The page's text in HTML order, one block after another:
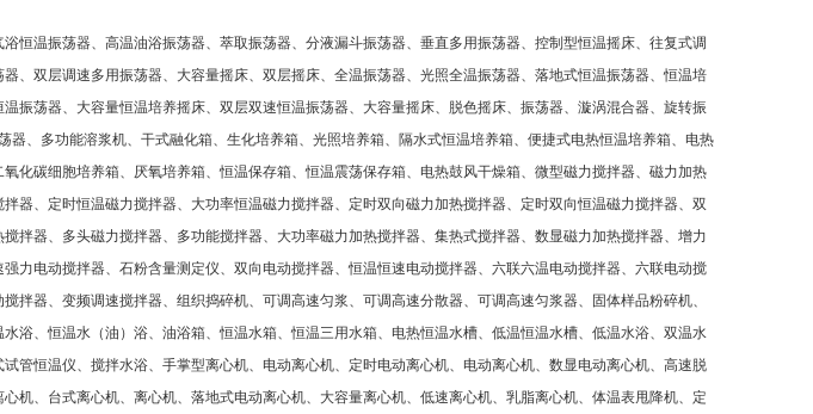
恒温振荡器、高温油浴振荡器、萃取振荡器、分液漏斗振荡器、垂直多用振荡器、控制型恒温摇床、往复式调
、双层调速多用振荡器、大容量摇床、双层摇床、全温振荡器、光照全温振荡器、落地式恒温振荡器、恒温培
振荡器、大容量恒温培养摇床、双层双速恒温振荡器、大容量摇床、脱色摇床、振荡器、漩涡混合器、旋转振
器、多功能溶浆机、干式融化箱、生化培养箱、光照培养箱、隔水式恒温培养箱、便捷式电热恒温培养箱、电热
化碳细胞培养箱、厌氧培养箱、恒温保存箱、恒温震荡保存箱、电热鼓风干燥箱、微型磁力搅拌器、磁力加热
器、定时恒温磁力搅拌器、大功率恒温磁力搅拌器、定时双向磁力加热搅拌器、定时双向恒温磁力搅拌器、双
拌器、多头磁力搅拌器、多功能搅拌器、大功率磁力加热搅拌器、集热式搅拌器、数显磁力加热搅拌器、增力
力电动搅拌器、石粉含量测定仪、双向电动搅拌器、恒温恒速电动搅拌器、六联六温电动搅拌器、六联电动搅
拌器、变频调速搅拌器、组织捣碎机、可调高速匀浆、可调高速分散器、可调高速匀浆器、固体样品粉碎机、
浴、恒温水（油）浴、油浴箱、恒温水箱、恒温三用水箱、电热恒温水槽、低温恒温水槽、低温水浴、双温水
管恒温仪、搅拌水浴、手掌型离心机、电动离心机、定时电动离心机、电动离心机、数显电动离心机、高速脱
机、台式离心机、离心机、落地式电动离心机、大容量离心机、低速离心机、乳脂离心机、体温表甩降机、定